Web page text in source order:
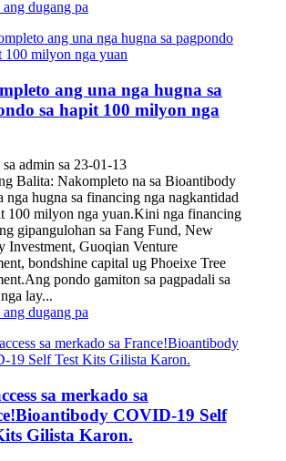
ang dugang pa
ang una nga hugna sa
sa hapit 100 milyon nga
admin sa 23-01-13
Balita: Nakompleto na sa Bioantibody
nga hugna sa financing nga nagkantidad
100 milyon nga yuan.Kini nga financing
gipangulohan sa Fang Fund, New
Investment, Guoqian Venture
bondshine capital ug Phoeixe Tree
pondo gamiton sa pagpadali sa
lay...
ang dugang pa
sa merkado sa
COVID-19 Self
Gilista Karon.